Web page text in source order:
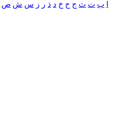
ب ت ث ج ح خ د ذ ر ز س ش ص